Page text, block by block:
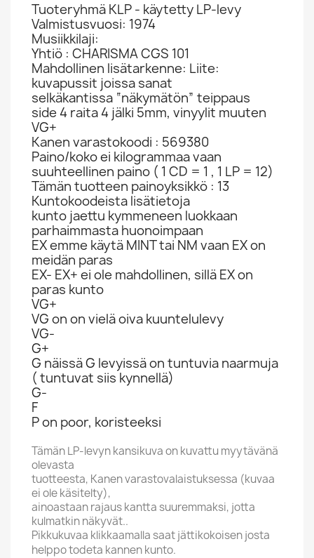
Tuoteryhmä KLP - käytetty LP-levy
Valmistusvuosi: 1974
Musiikkilaji:
Yhtiö : CHARISMA CGS 101
Mahdollinen lisätarkenne: Liite:
kuvapussit joissa sanat
selkäkantissa “näkymätön” teippaus
side 4 raita 4 jälki 5mm, vinyylit muuten
VG+
Kanen varastokoodi : 569380
Paino/koko ei kilogrammaa vaan
suuhteellinen paino ( 1 CD = 1 , 1 LP = 12)
Tämän tuotteen painoyksikkö : 13
Kuntokoodeista lisätietoja
kunto jaettu kymmeneen luokkaan
parhaimmasta huonoimpaan
EX emme käytä MINT tai NM vaan EX on
meidän paras
EX- EX+ ei ole mahdollinen, sillä EX on
paras kunto
VG+
VG on on vielä oiva kuuntelulevy
VG-
G+
G näissä G levyissä on tuntuvia naarmuja
( tuntuvat siis kynnellä)
G-
F
P on poor, koristeeksi
Tämän LP-levyn kansikuva on kuvattu myytävänä
olevasta
tuotteesta, Kanen varastovalaistuksessa (kuvaa
ei ole käsitelty),
ainoastaan rajaus kantta suuremmaksi, jotta
kulmatkin näkyvät..
Pikkukuvaa klikkaamalla saat jättikokoisen josta
helppo todeta kannen kunto.